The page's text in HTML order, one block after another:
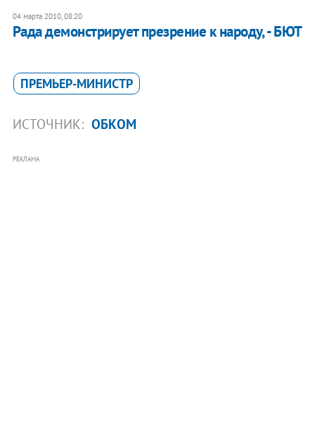
04 марта 2010, 08:20
Рада демонстрирует презрение к народу, - БЮТ
ПРЕМЬЕР-МИНИСТР
ИСТОЧНИК: ОБКОМ
РЕКЛАМА